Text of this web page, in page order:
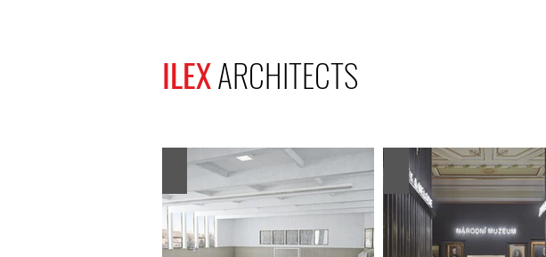
Add a Title Add a Title
ILEXARCHITECTS